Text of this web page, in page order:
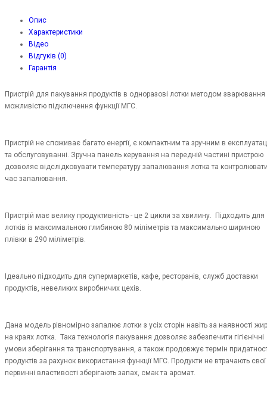
Опис
Характеристики
Відео
Відгуків (0)
Гарантія
Пристрій для пакування продуктів в одноразові лотки методом зварювання
можливістю підключення функції МГС.
Пристрій не споживає багато енергії, є компактним та зручним в
та обслуговуванні. Зручна панель керування на передній частині пристрою
дозволяє відслідковувати температуру запалювання лотка та
час запалювання.
Пристрій має велику продуктивність - це 2 цикли за хвилину. Підходить для
лотків із максимальною глибиною 80 міліметрів та максимально шириною
плівки в 290 міліметрів.
Ідеально підходить для супермаркетів, кафе, ресторанів, служб доставки
продуктів, невеликих виробничих цехів.
Дана модель рівномірно запалює лотки з усіх сторін навіть за наявності
на краях лотка. Така технологія пакування дозволяє забезпечити гігієнічні
умови зберігання та транспортування, а також продовжує термін
продуктів за рахунок використання функції МГС. Продукти не втрачають свої
первинні властивості зберігають запах, смак та аромат.